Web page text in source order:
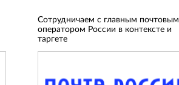
Сотрудничаем с главным почтовым
оператором России в контексте и
таргете